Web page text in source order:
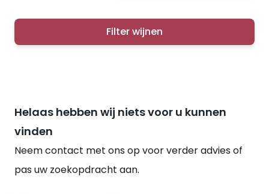
Filter wijnen
Helaas hebben wij niets voor u kunnen
vinden
Neem contact met ons op voor verder advies of
pas uw zoekopdracht aan.